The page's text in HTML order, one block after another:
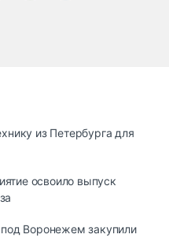
из Петербурга для
освоило выпуск
Воронежем закупили